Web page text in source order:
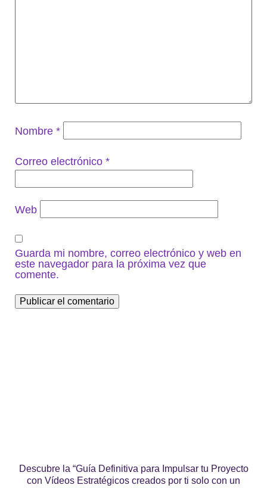
Nombre *
Correo electrónico *
Web
Guarda mi nombre, correo electrónico y web en
este navegador para la próxima vez que
comente.
Descubre la “Guía Definitiva para Impulsar tu Proyecto
con Vídeos Estratégicos creados por ti solo con un